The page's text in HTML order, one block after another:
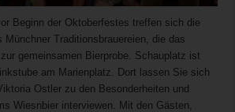
Beginn der Oktoberfestes treffen sich die
Münchner Traditionsbrauereien, die das
gemeinsamen Bierprobe. Schauplatz ist
am Marienplatz. Dort lassen Sie sich
Ostler zu den Besonderheiten und
Wiesnbier interviewen. Mit den Gästen,